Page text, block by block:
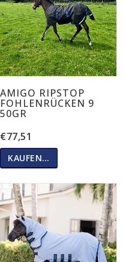
AMIGO RIPSTOP
FOHLENRÜCKEN 9
50GR
€77,51
KAUFEN…